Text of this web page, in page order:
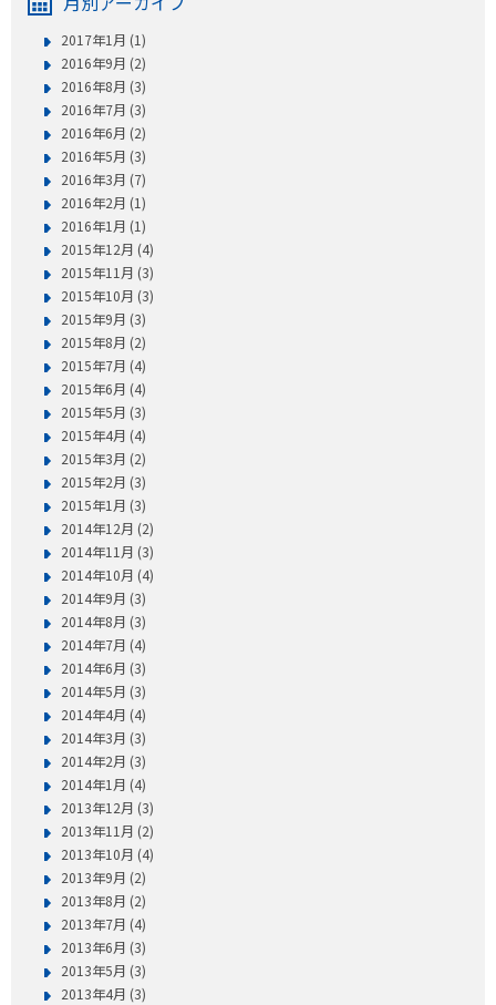
2017年1月 (1)
2016年9月 (2)
2016年8月 (3)
2016年7月 (3)
2016年6月 (2)
2016年5月 (3)
2016年3月 (7)
2016年2月 (1)
2016年1月 (1)
2015年12月 (4)
2015年11月 (3)
2015年10月 (3)
2015年9月 (3)
2015年8月 (2)
2015年7月 (4)
2015年6月 (4)
2015年5月 (3)
2015年4月 (4)
2015年3月 (2)
2015年2月 (3)
2015年1月 (3)
2014年12月 (2)
2014年11月 (3)
2014年10月 (4)
2014年9月 (3)
2014年8月 (3)
2014年7月 (4)
2014年6月 (3)
2014年5月 (3)
2014年4月 (4)
2014年3月 (3)
2014年2月 (3)
2014年1月 (4)
2013年12月 (3)
2013年11月 (2)
2013年10月 (4)
2013年9月 (2)
2013年8月 (2)
2013年7月 (4)
2013年6月 (3)
2013年5月 (3)
2013年4月 (3)